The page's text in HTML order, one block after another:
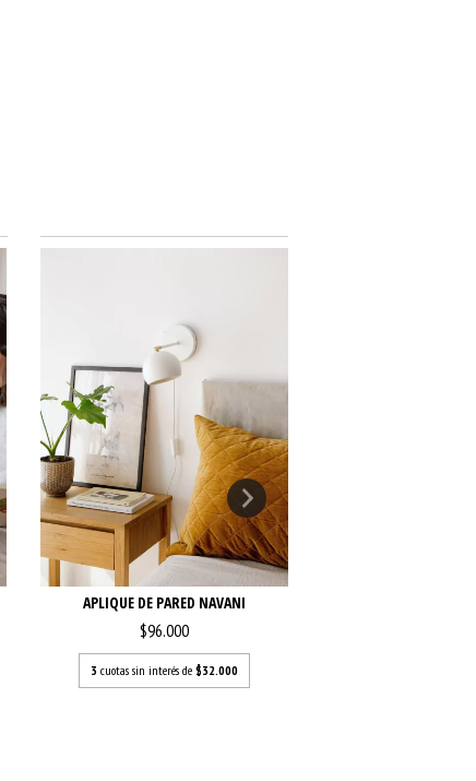
APLIQUE DE PARED NAVANI
$96.000
3 cuotas sin interés de $32.000